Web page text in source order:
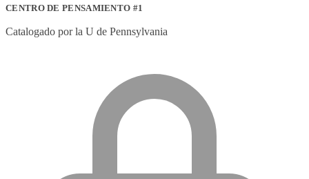
CENTRO DE PENSAMIENTO #1
Catalogado por la U de Pennsylvania